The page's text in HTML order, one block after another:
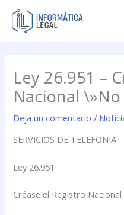
contenido
Ley 26.951 –
Nacional
Deja un comentario /
SERVICIOS DE TELEFONIA
Ley 26.951
Créase el Registro Nacional